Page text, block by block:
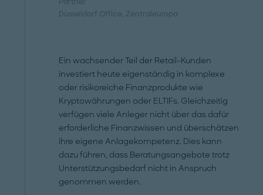
Düsseldorf Office, Zentraleuropa
Ein wachsender Teil der Retail-Kunden
investiert heute eigenständig in komplexe
oder risikoreiche Finanzprodukte wie
Kryptowährungen oder ELTIFs. Gleichzeitig
verfügen viele Anleger nicht über das dafür
erforderliche Finanzwissen und überschätzen
ihre eigene Anlagekompetenz. Dies kann
dazu führen, dass Beratungsangebote trotz
Unterstützungsbedarf nicht in Anspruch
genommen werden.